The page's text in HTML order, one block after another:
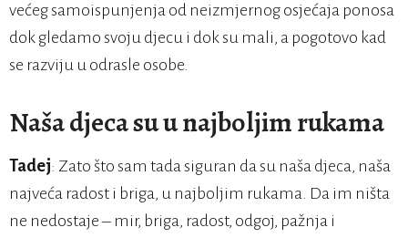
većeg samoispunjenja od neizmjernog osjećaja ponosa
dok gledamo svoju djecu i dok su mali, a pogotovo kad
se razviju u odrasle osobe.
Naša djeca su u najboljim rukama
Tadej: Zato što sam tada siguran da su naša djeca, naša
najveća radost i briga, u najboljim rukama. Da im ništa
ne nedostaje – mir, briga, radost, odgoj, pažnja i